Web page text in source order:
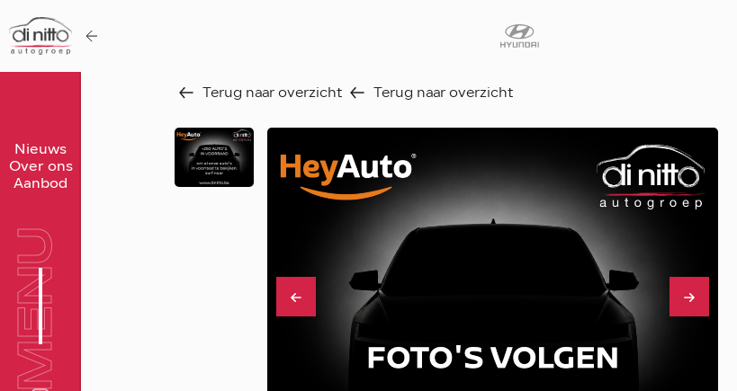
Nieuws
Over ons
Aanbod
MENU
Home
Nieuws
Diensten
Faq
Fleet
Autoverhuur
Werkplaats
Contact
Terug naar overzicht Terug naar overzicht